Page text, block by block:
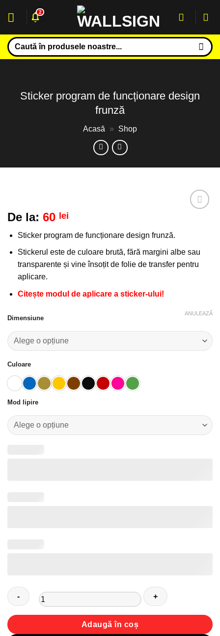
2
Caută
după:
Sticker program de funcționare design
frunză
Acasă » Shop
De la: 60 lei
Sticker program de funcționare design frunză.
Stickerul este de culoare brută, fără margini albe sau
transparente și vine însoțit de folie de transfer pentru
aplicare.
Citește modul de aplicare a sticker-ului!
Dimensiune
Culoare
Mod lipire
ANULEAZĂ
Cantitate
Sticker
Adaugă în coș